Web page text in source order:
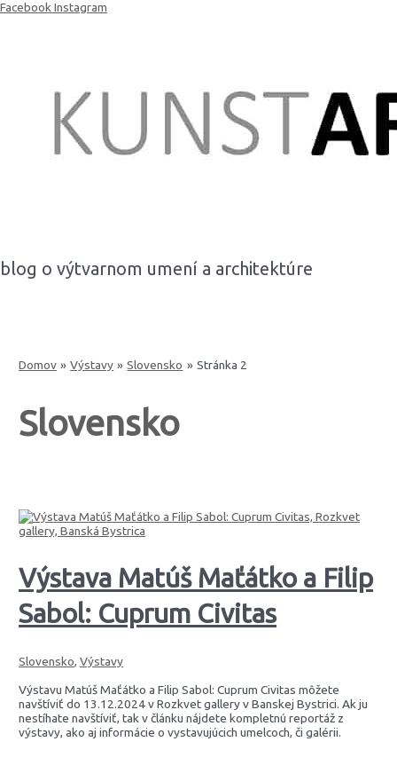
Preskočiť
Facebook Instagram
blog o výtvarnom umení a architektúre
Domov Výstavy Slovensko Stránka 2
Slovensko
Výstava Matúš Maťátko a Filip
Sabol: Cuprum Civitas
Slovensko,Výstavy
Výstavu Matúš Maťátko a Filip Sabol: Cuprum Civitas môžete
navštíviť do 13.12.2024 v Rozkvet gallery v Banskej Bystrici. Ak ju
nestíhate navštíviť, tak v článku nájdete kompletnú reportáž z
výstavy, ako aj informácie o vystavujúcich umelcoch, či galérii.